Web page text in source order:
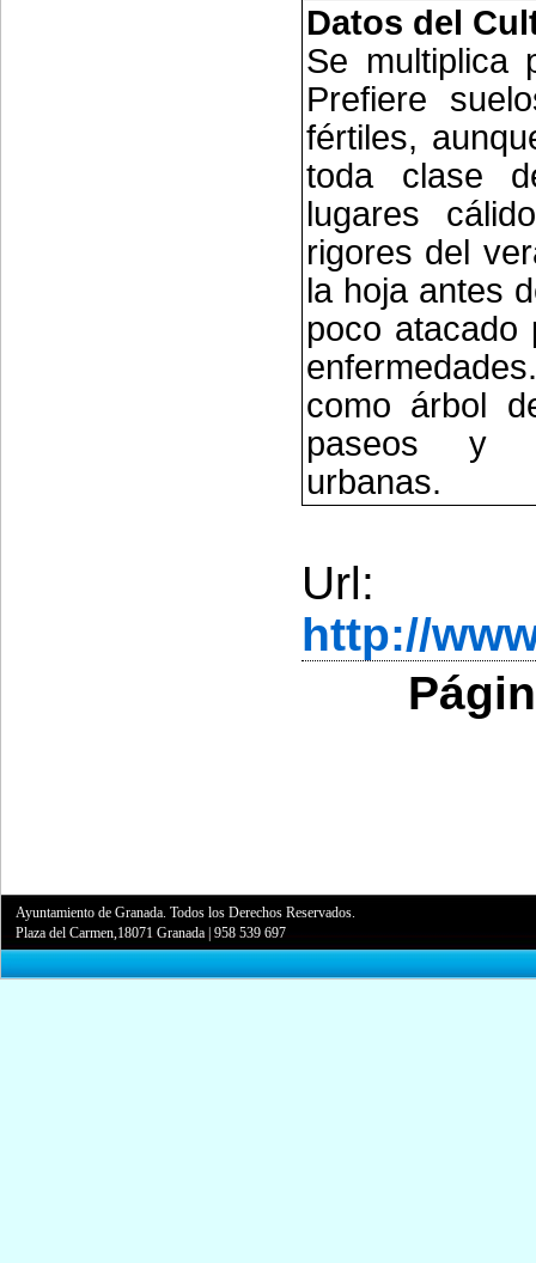
Datos del
Se multiplica
Prefiere
fértiles,
toda clase
lugares
rigores del
la hoja antes
poco atacado
como árbol
paseos y
urbanas.
Url:
http://
Ayuntamiento de Granada. Todos los Derechos Reservados.
Plaza del Carmen,18071 Granada |958 539 697